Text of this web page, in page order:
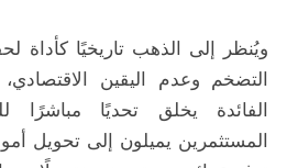
ويُنظر إلى الذهب تاريخيًا كأداة
التضخم وعدم اليقين
الفائدة يخلق تحديًا مباشرًا
المستثمرين يميلون إلى تحويل